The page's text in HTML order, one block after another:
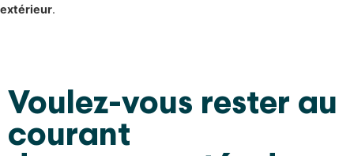
extérieur.
Voulez-vous rester au
courant